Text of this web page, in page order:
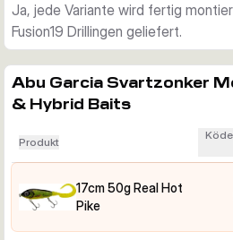
bleifrei.
So wählen Sie die passende Variante
Wählen Sie die 17-cm-, 50-g-
leichtere Präsentation und die 20-
wenn Sie ein größeres Profil und
Beutefischen und Wassertrübung
Ja, jede Variante wird fertig
Fusion19 Drillingen geliefert.
Abu Garcia Svartzonker
& Hybrid Baits
Produkt
17cm 50g Real Hot
Pike